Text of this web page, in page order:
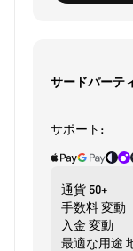
サードパーテ
サポート:
通貨 50+
手数料変動
入金 変動
最適な用途